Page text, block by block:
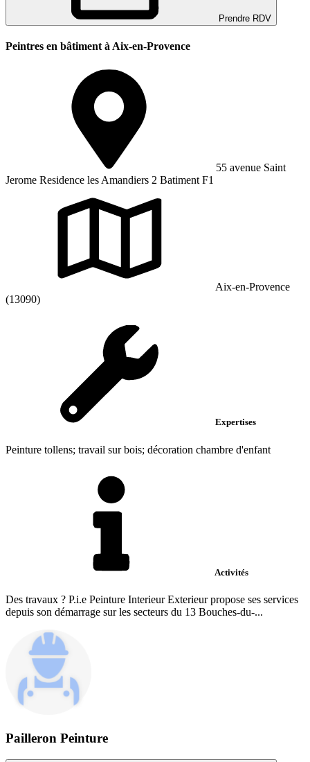
Prendre RDV
Peintres en bâtiment à Aix-en-Provence
55 avenue Saint
Jerome Residence les Amandiers 2 Batiment F1
Aix-en-Provence
(13090)
Expertises
Peinture tollens; travail sur bois; décoration chambre d'enfant
Activités
Des travaux ? P.i.e Peinture Interieur Exterieur propose ses services
depuis son démarrage sur les secteurs du 13 Bouches-du-...
Pailleron Peinture